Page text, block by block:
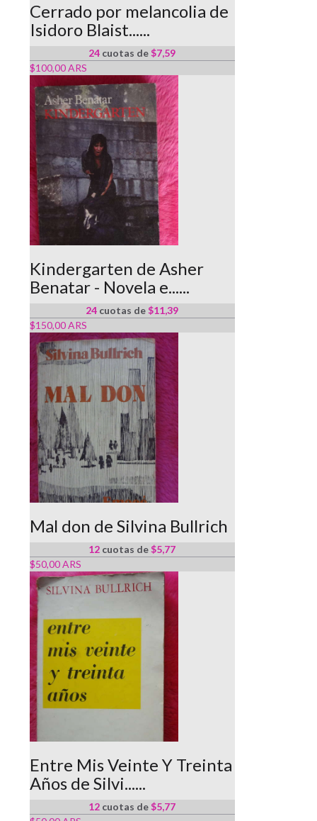
Cerrado por melancolia de
Isidoro Blaist......
24 cuotas de$7,59
$100,00 ARS
Kindergarten de Asher
Benatar - Novela e......
24 cuotas de$11,39
$150,00 ARS
Mal don de Silvina Bullrich
12 cuotas de$5,77
$50,00 ARS
Entre Mis Veinte Y Treinta
Años de Silvi......
12 cuotas de$5,77